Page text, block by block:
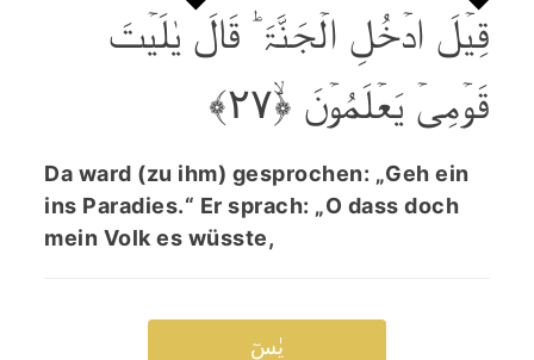
قِیۡلَ ادۡخُلِ الۡجَنَّۃَ ؕ قَالَ یٰلَیۡتَ
قَوۡمِیۡ یَعۡلَمُوۡنَ ﴿ۙ۲۷﴾
Da ward (zu ihm) gesprochen: „Geh ein
ins Paradies.“ Er sprach: „O dass doch
mein Volk es wüsste,
یٰسٓ